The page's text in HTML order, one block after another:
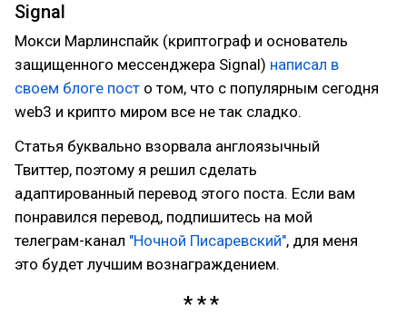
Signal
Мокси Марлинспайк (криптограф и основатель
защищенного мессенджера Signal) написал в
своем блоге пост о том, что с популярным сегодня
web3 и крипто миром все не так сладко.
Статья буквально взорвала англоязычный
Твиттер, поэтому я решил сделать
адаптированный перевод этого поста. Если вам
понравился перевод, подпишитесь на мой
телеграм-канал "Ночной Писаревский", для меня
это будет лучшим вознаграждением.